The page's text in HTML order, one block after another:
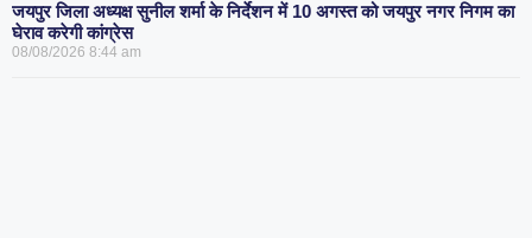
जयपुर जिला अध्यक्ष सुनील शर्मा के निर्देशन में 10 अगस्त को जयपुर नगर निगम का
घेराव करेगी कांग्रेस
08/08/2026 8:44 am